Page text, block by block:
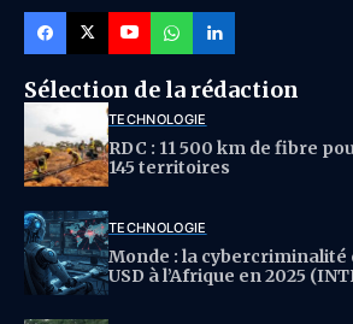
Sélection de la rédaction
TECHNOLOGIE
RDC : 11 500 km de fibre
145 territoires
TECHNOLOGIE
Monde : la cybercriminalité
USD à l’Afrique en 2025